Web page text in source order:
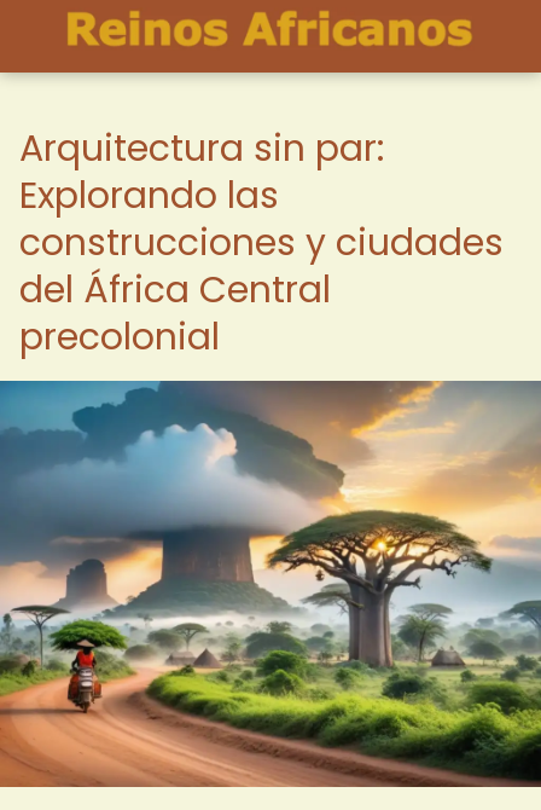
Arquitectura sin par:
Explorando las
construcciones y ciudades
del África Central
precolonial